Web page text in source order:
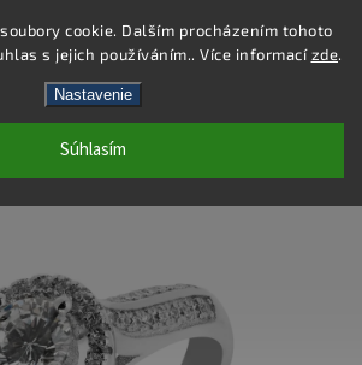
cookie. Dalším procházením tohoto
s jejich používáním.. Více informacízde.
Nastavenie
Súhlasím
Hľadať
AG 925/1000